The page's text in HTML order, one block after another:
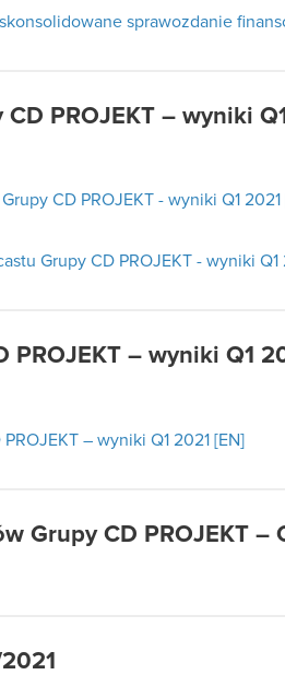
sprawozdanie
PROJEKT – wyniki
CD PROJEKT - wyniki Q1 2021
Grupy CD PROJEKT - wyniki Q1
PROJEKT – wyniki Q1
– wyniki Q1 2021 [EN]
Grupy CD PROJEKT –